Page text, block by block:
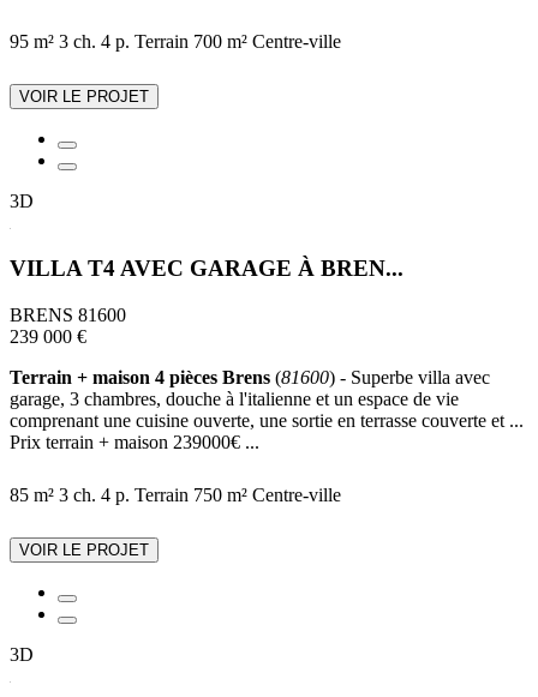
95 m² 3 ch. 4 p. Terrain 700 m² Centre-ville
VOIR LE PROJET
3D
VILLA T4 AVEC GARAGE À BREN...
BRENS 81600
239 000 €
Terrain + maison 4 pièces Brens (81600) - Superbe villa avec
garage, 3 chambres, douche à l'italienne et un espace de vie
comprenant une cuisine ouverte, une sortie en terrasse couverte et ...
Prix terrain + maison 239000€ ...
85 m² 3 ch. 4 p. Terrain 750 m² Centre-ville
VOIR LE PROJET
3D